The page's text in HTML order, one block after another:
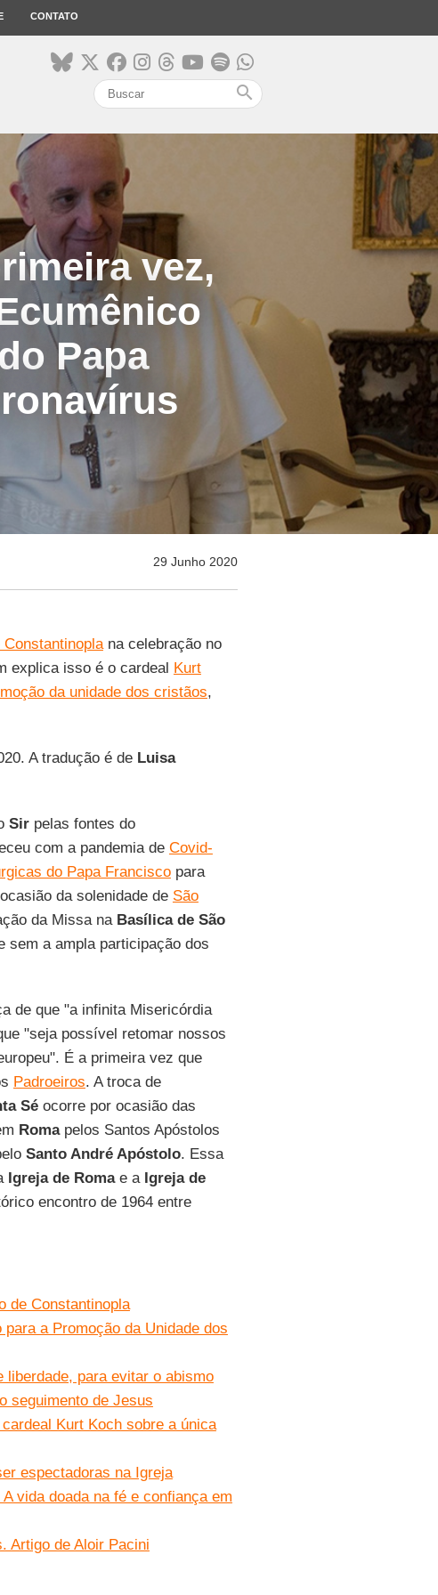
CONTATO
search
vez,
Papa
29 Junho 2020
na celebração no
explica isso é o cardeal Kurt
da unidade dos cristãos,
A tradução é de Luisa
Sirpelas fontes do
com a pandemia de Covid-
do Papa Franciscopara
da solenidade de São
da Missa na Basílica de São
sem a ampla participação dos
de que "a infinita Misericórdia
"seja possível retomar nossos
É a primeira vez que
Padroeiros. A troca de
Séocorre por ocasião das
Romapelos Santos Apóstolos
Santo André Apóstolo. Essa
Igreja de Romae a Igreja de
encontro de 1964 entre
de Constantinopla
a Promoção da Unidade dos
liberdade, para evitar o abismo
seguimento de Jesus
Kurt Koch sobre a única
espectadoras na Igreja
vida doada na fé e confiança em
Artigo de Aloir Pacini